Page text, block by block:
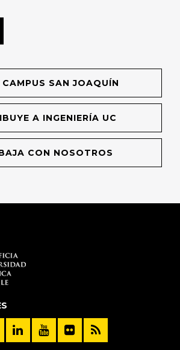
CAMPUS SAN JOAQUÍN
A INGENIERÍA UC
CON NOSOTROS